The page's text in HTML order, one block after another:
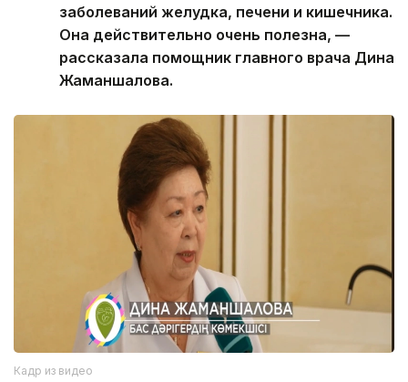
заболеваний желудка, печени и кишечника.
Она действительно очень полезна, —
рассказала помощник главного врача Дина
Жаманшалова.
Кадр из видео